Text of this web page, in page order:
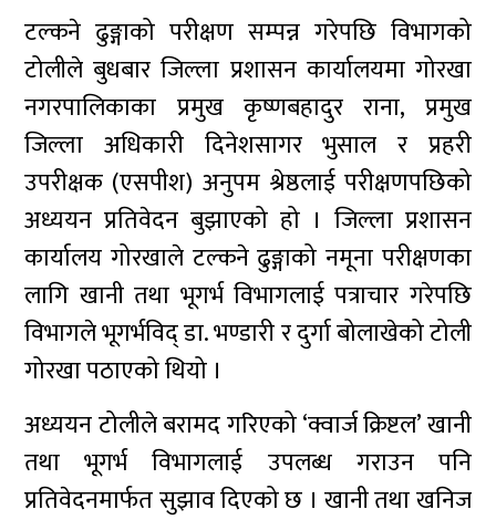
टल्कने ढुङ्गाको परीक्षण सम्पन्न गरेपछि विभागको
टोलीले बुधबार जिल्ला प्रशासन कार्यालयमा गोरखा
नगरपालिकाका प्रमुख कृष्णबहादुर राना, प्रमुख
जिल्ला अधिकारी दिनेशसागर भुसाल र प्रहरी
उपरीक्षक (एसपीश) अनुपम श्रेष्ठलाई परीक्षणपछिको
अध्ययन प्रतिवेदन बुझाएको हो । जिल्ला प्रशासन
कार्यालय गोरखाले टल्कने ढुङ्गाको नमूना परीक्षणका
लागि खानी तथा भूगर्भ विभागलाई पत्राचार गरेपछि
विभागले भूगर्भविद् डा. भण्डारी र दुर्गा बोलाखेको टोली
गोरखा पठाएको थियो ।
अध्ययन टोलीले बरामद गरिएको ‘क्वार्ज क्रिष्टल’ खानी
तथा भूगर्भ विभागलाई उपलब्ध गराउन पनि
प्रतिवेदनमार्फत सुझाव दिएको छ । खानी तथा खनिज